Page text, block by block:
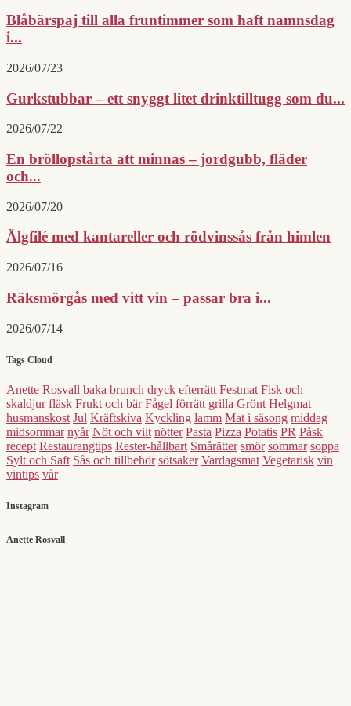
Blåbärspaj till alla fruntimmer som haft namnsdag
i...
2026/07/23
Gurkstubbar – ett snyggt litet drinktilltugg som du...
2026/07/22
En bröllopstårta att minnas – jordgubb, fläder
och...
2026/07/20
Älgfilé med kantareller och rödvinssås från himlen
2026/07/16
Räksmörgås med vitt vin – passar bra i...
2026/07/14
Tags Cloud
Anette Rosvall baka brunch dryck efterrätt Festmat Fisk och
skaldjur fläsk Frukt och bär Fågel förrätt grilla Grönt Helgmat
husmanskost Jul Kräftskiva Kyckling lamm Mat i säsong middag
midsommar nyår Nöt och vilt nötter Pasta Pizza Potatis PR Påsk
recept Restaurangtips Rester-hållbart Smårätter smör sommar soppa
Sylt och Saft Sås och tillbehör sötsaker Vardagsmat Vegetarisk vin
vintips vår
Instagram
Anette Rosvall